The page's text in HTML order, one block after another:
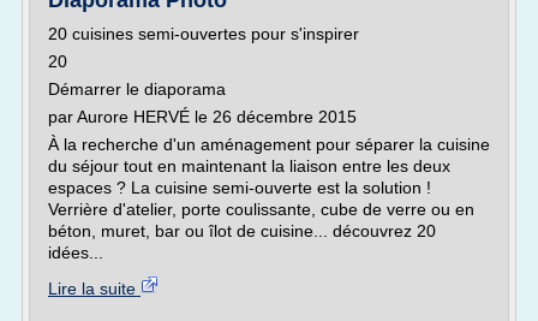
20 cuisines semi-ouvertes pour s'inspirer
20
Démarrer le diaporama
par Aurore HERVÉ le 26 décembre 2015
À la recherche d'un aménagement pour séparer la cuisine
du séjour tout en maintenant la liaison entre les deux
espaces ? La cuisine semi-ouverte est la solution !
Verrière d'atelier, porte coulissante, cube de verre ou en
béton, muret, bar ou îlot de cuisine... découvrez 20
idées...
Lire la suite